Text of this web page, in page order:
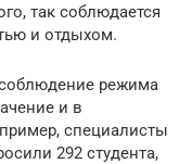
так соблюдается
и отдыхом.
режима
и в
специалисты
292 студента,